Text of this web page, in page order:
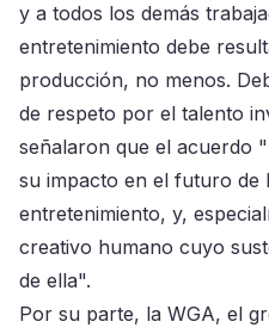
y a todos los demás
entretenimiento debe
producción, no menos.
de respeto por el talento
señalaron que el acuerdo
su impacto en el futuro de
entretenimiento, y,
creativo humano cuyo
de ella".
Por su parte, la WGA, el